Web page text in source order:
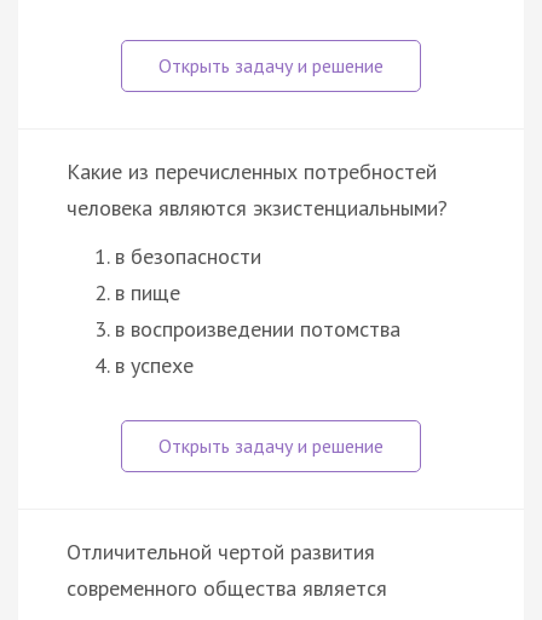
Какие из перечисленных потребностей
человека являются экзистенциальными?
в безопасности
в пище
в воспроизведении потомства
в успехе
Отличительной чертой развития
современного общества является